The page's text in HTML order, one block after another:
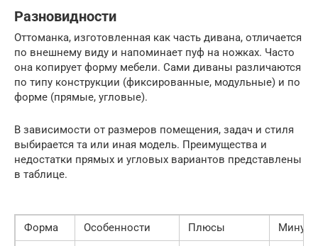
Разновидности
Оттоманка, изготовленная как часть дивана, отличается
по внешнему виду и напоминает пуф на ножках. Часто
она копирует форму мебели. Сами диваны различаются
по типу конструкции (фиксированные, модульные) и по
форме (прямые, угловые).
В зависимости от размеров помещения, задач и стиля
выбирается та или иная модель. Преимущества и
недостатки прямых и угловых вариантов представлены
в таблице.
Форма Особенности Плюсы